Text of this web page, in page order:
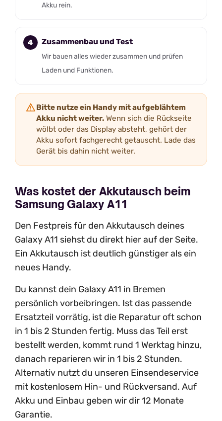
Akku rein.
Zusammenbau und Test
Wir bauen alles wieder zusammen und prüfen
Laden und Funktionen.
Bitte nutze ein Handy mit aufgeblähtem
Akku nicht weiter. Wenn sich die Rückseite
wölbt oder das Display absteht, gehört der
Akku sofort fachgerecht getauscht. Lade das
Gerät bis dahin nicht weiter.
Was kostet der Akkutausch beim
Samsung Galaxy A11
Den Festpreis für den Akkutausch deines
Galaxy A11 siehst du direkt hier auf der Seite.
Ein Akkutausch ist deutlich günstiger als ein
neues Handy.
Du kannst dein Galaxy A11 in Bremen
persönlich vorbeibringen. Ist das passende
Ersatzteil vorrätig, ist die Reparatur oft schon
in 1 bis 2 Stunden fertig. Muss das Teil erst
bestellt werden, kommt rund 1 Werktag hinzu,
danach reparieren wir in 1 bis 2 Stunden.
Alternativ nutzt du unseren Einsendeservice
mit kostenlosem Hin- und Rückversand. Auf
Akku und Einbau geben wir dir 12 Monate
Garantie.